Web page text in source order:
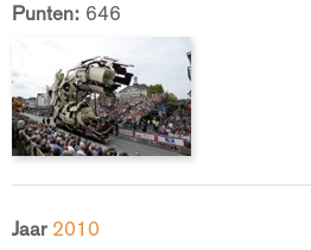
Punten: 646
Jaar 2010